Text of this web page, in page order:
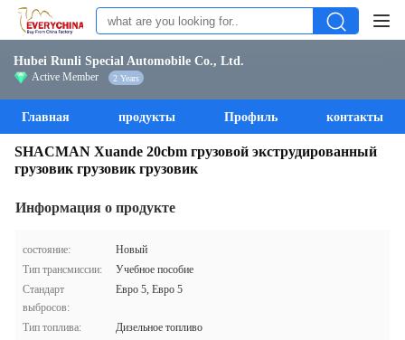
Hubei Runli Special Automobile Co., Ltd.
Active Member 2 Years
Главная продукты Профиль контакты
SHACMAN Xuande 20cbm грузовой экструдированный
грузовик грузовик грузовик
Информация о продукте
состояние:
Новый
Тип трансмиссии:
Учебное пособие
Стандарт
выбросов:
Евро 5, Евро 5
Тип топлива:
Дизельное топливо